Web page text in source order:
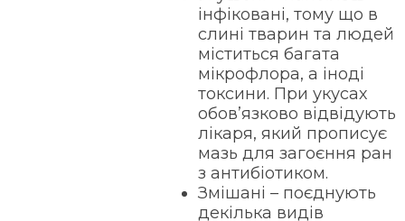
інфіковані, тому що в
слині тварин та людей
міститься багата
мікрофлора, а іноді
токсини. При укусах
обов’язково відвідують
лікаря, який прописує
мазь для загоєння ран
з антибіотиком.
Змішані – поєднують
декілька видів